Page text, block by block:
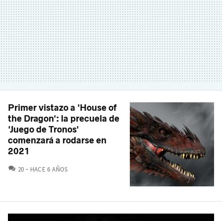
Primer vistazo a 'House of
the Dragon': la precuela de
'Juego de Tronos'
comenzará a rodarse en
2021
20 COMENTARIOS
HACE 6 AÑOS